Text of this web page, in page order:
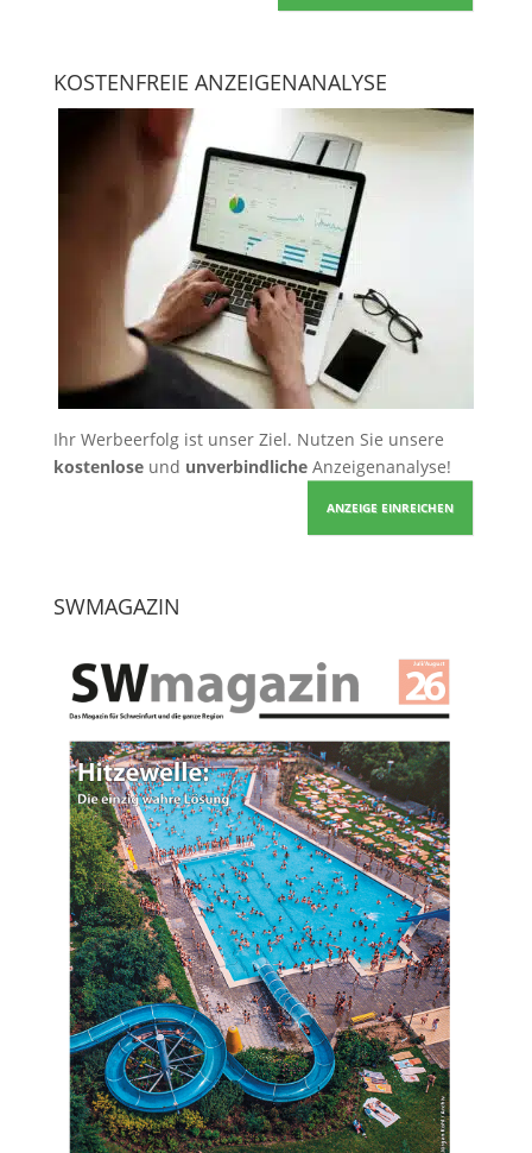
KOSTENFREIE ANZEIGENANALYSE
Ihr Werbeerfolg ist unser Ziel. Nutzen Sie unsere
kostenloseund unverbindlicheAnzeigenanalyse!
ANZEIGE EINREICHEN
SWMAGAZIN